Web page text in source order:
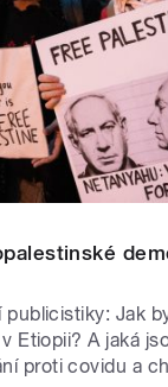
publicistiky: Jak
Etiopii? A jaká
proti covidu a